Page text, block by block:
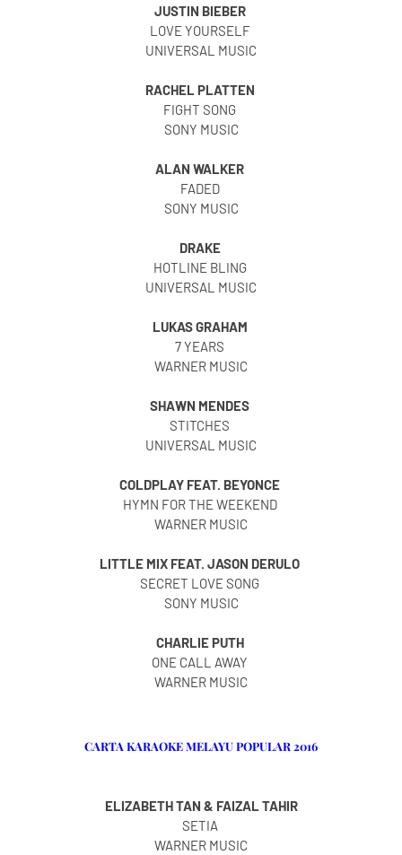
JUSTIN BIEBER
LOVE YOURSELF
UNIVERSAL MUSIC
RACHEL PLATTEN
FIGHT SONG
SONY MUSIC
ALAN WALKER
FADED
SONY MUSIC
DRAKE
HOTLINE BLING
UNIVERSAL MUSIC
LUKAS GRAHAM
7 YEARS
WARNER MUSIC
SHAWN MENDES
STITCHES
UNIVERSAL MUSIC
COLDPLAY FEAT. BEYONCE
HYMN FOR THE WEEKEND
WARNER MUSIC
LITTLE MIX FEAT. JASON DERULO
SECRET LOVE SONG
SONY MUSIC
CHARLIE PUTH
ONE CALL AWAY
WARNER MUSIC
CARTA KARAOKE MELAYU POPULAR 2016
ELIZABETH TAN & FAIZAL TAHIR
SETIA
WARNER MUSIC